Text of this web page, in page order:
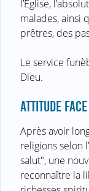
l’Église,
malades, ainsi
prêtres, des
Le service
Dieu.
ATTITUDE
Après avoir
religions selon
salut", une
reconnaître la